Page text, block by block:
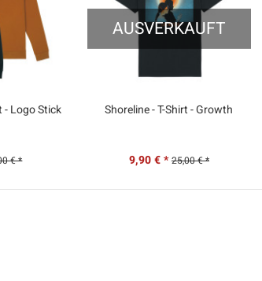
- Logo Stick
€ *
AUSVERKAUFT
Shoreline - T-Shirt - Growth
9,90 € * 25,00 € *